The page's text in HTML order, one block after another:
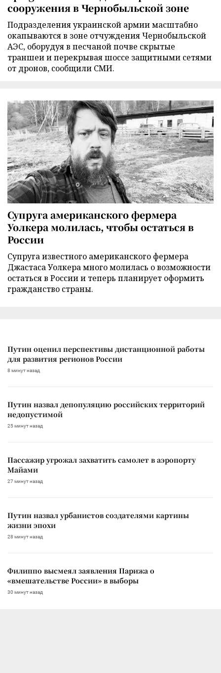
сооружения в Чернобыльской зоне
Подразделения украинской армии масштабно
окапываются в зоне отчуждения Чернобыльской
АЭС, оборудуя в песчаной почве скрытые
траншеи и перекрывая шоссе защитными сетями
от дронов, сообщили СМИ.
Супруга американского фермера
Уолкера молилась, чтобы остаться в
России
Супруга известного американского фермера
Джастаса Уолкера много молилась о возможности
остаться в России и теперь планирует оформить
гражданство страны.
Путин оценил перспективы дистанционной работы
для развития регионов России
8 минут назад
Путин назвал депопуляцию российских территорий
недопустимой
25 минут назад
Пассажир угрожал захватить самолет в аэропорту
Майами
27 минут назад
Путин назвал урбанистов создателями картины
жизни эпохи
28 минут назад
Филиппо высмеял заявления Парижа о
«вмешательстве России» в выборы
30 минут назад